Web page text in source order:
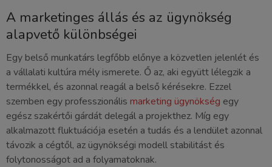
A marketinges állás és az ügynökség
alapvető különbségei
Egy belső munkatárs legfőbb előnye a közvetlen jelenlét és
a vállalati kultúra mély ismerete. Ő az, aki együtt lélegzik a
termékkel, és azonnal reagál a belső kérésekre. Ezzel
szemben egy professzionális marketing ügynökség egy
egész szakértői gárdát delegál a projekthez. Míg egy
alkalmazott fluktuációja esetén a tudás és a lendület azonnal
távozik a cégtől, az ügynökségi modell stabilitást és
folytonosságot ad a folyamatoknak.